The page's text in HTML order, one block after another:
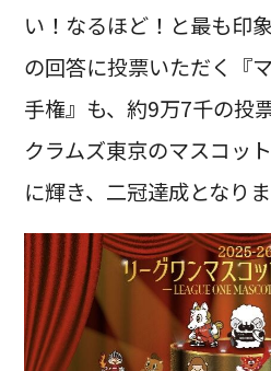
い！なるほど！と最も印
の回答に投票いただく『
手権』も、約9万7千の投
クラムズ東京のマスコッ
に輝き、二冠達成となり